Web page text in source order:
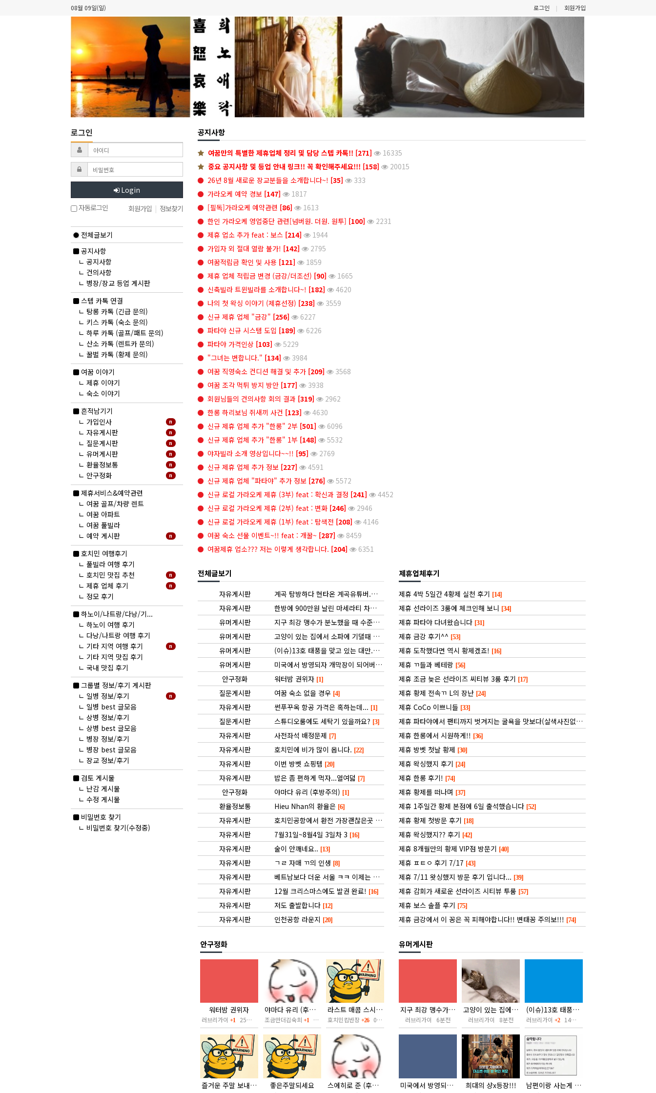
08월 09일(일) 로그인 회원가입
공지사항
여꿈만의 특별한 제휴업체 정리 및 담당 스텝 카톡!! [271]
16335
중요 공지사항 및 등업 안내 링크!! 꼭 확인해주세요!!! [158]
20015
26년 8월 새로운 장교분들을 소개합니다~! [35]
333
가라오케 예약 경보 [147]
1817
[필독]가라오케 예약관련 [86]
1613
한인 가라오케 영업중단 관련[넘버원. 더원. 원투] [100]
2231
제휴 업소 추가 feat : 보스 [214]
1944
가입자 외 절대 열람 불가! [142]
2795
여꿈적립금 확인 및 사용 [121]
1859
제휴 업체 적립금 변경 (금강/더조선) [90]
1665
신축빌라 트윈빌라를 소개합니다~! [182]
4620
나의 첫 왁싱 이야기 (제휴선정) [238]
3559
신규 제휴 업체 "금강" [256]
6227
파타야 신규 시스템 도입 [189]
6226
파타야 가격인상 [103]
5229
"그녀는 변합니다." [134]
3984
여꿈 직영숙소 컨디션 해결 및 추가 [209]
3568
여꿈 조각 먹튀 방지 방안 [177]
3938
회원님들의 건의사항 회의 결과 [319]
2962
한롱 하리보님 쥐새끼 사건 [123]
4630
신규 제휴 업체 추가 "한롱" 2부 [501]
6096
신규 제휴 업체 추가 "한롱" 1부 [148]
5532
야자빌라 소개 영상입니다~~!! [95]
2769
신규 제휴 업체 추가 정보 [227]
4591
신규 제휴 업체 "파타야" 추가 정보 [276]
5572
신규 로컬 가라오케 제휴 (3부) feat : 확신과 결정 [241]
4452
신규 로컬 가라오케 제휴 (2부) feat : 변화 [246]
2946
신규 로컬 가라오케 제휴 (1부) feat : 탐색전 [208]
4146
여꿈 숙소 선물 이벤트~!! feat : 개꿀~ [287]
8459
여꿈제휴 업소??? 저는 이렇게 생각합니다. [204] 6351
전체글보기
자유게시판
계곡 탐방하다 현타온 계곡유튜버.mp4
자유게시판
한방에 900만원 날린 마세라티 차주.jpg
유머게시판
지구 최강 맹수가 분노했을 때 수준ㄷㄷㄷㄷㄷ.mp4
유머게시판
고양이 있는 집에서 소파에 기댈때 조심해야되는 이유
유머게시판
(이슈)13호 태풍을 맞고 있는 대만.mp4
유머게시판 미국에서 방영되자 개막장이 되어버린 일본 애니 [1]
안구정화 워터밤 권위자 [1]
질문게시판 여꿈 숙소 없을 경우 [4]
자유게시판 썬푸꾸옥 항공 가격은 혹하는데... [1]
질문게시판 스튜디오룸에도 세탁기 있을까요? [3]
자유게시판 사전좌석 배정문제 [7]
자유게시판 호치민에 비가 많이 옵니다. [22]
자유게시판 이번 방벳 쇼핑템 [20]
자유게시판 밥은 좀 편하게 먹자...열여덟 [7]
안구정화 야마다 유리 (후방주의) [1]
환율정보통 Hieu Nhan의 환율은 [6]
자유게시판 호치민공항에서 환전 가장괜찮은곳 추천부탁드려요 [7]
자유게시판 7월31일~8월4일 3일차 3 [16]
자유게시판 술이 안깨네요.. [13]
자유게시판 ㄱㄹ 자매 ㄲ의 인생 [8]
자유게시판 베트남보다 더운 서울 ㅋㅋ 이제는 조금 시원해졌네요. [11]
자유게시판 12월 크리스마스에도 발권 완료! [16]
자유게시판 저도 출발합니다 [12]
자유게시판 인천공항 라운지 [20]
제휴업체후기
제휴 4박 5일간 4황제 실천 후기 [14]
제휴 선라이즈 3룸에 체크인해 보니 [34]
제휴 파타야 다녀왔습니다 [31]
제휴 금강 후기^^ [53]
제휴 도착했다면 역시 황제겠죠! [16]
제휴 ㄲ들과 베테랑 [56]
제휴 조금 늦은 선라이즈 씨티뷰 3룸 후기 [17]
제휴 황제 전속ㄲ L의 장난 [24]
제휴 CoCo 이쁘니들 [33]
제휴 파타야에서 팬티까지 벗겨지는 굴욕을 맛보다(살색사진없음)
제휴 한롱에서 시원하게!! [36]
제휴 방벳 첫날 황제 [30]
제휴 왁싱했지 후기 [24]
제휴 한롱 후기! [74]
제휴 황제를 떠나며 [37]
제휴 1주일간 황제 본점에 6일 출석했습니다 [52]
제휴 황제 첫방문 후기 [18]
제휴 왁싱했지?? 후기 [42]
제휴 8개월만의 황제 VIP점 방문기 [40]
제휴 ㅍㅌㅇ 후기 7/17 [43]
제휴 7/11 왓싱했지 방문 후기 입니다... [39]
제휴 감회가 새로운 선라이즈 시티뷰 투룸 [57]
제휴 보스 솔플 후기 [75]
제휴 금강에서 이 꽁은 꼭 피해야합니다!! 변태꽁 주의보!!! [74]
안구정화
워터밤 권위자
러브리가이 +1 25분전
야마다 유리 (후방주의)
조금만더김숙희 +1
라스트 매콤 스시녀 (후방주의)
호치민킴반장 +26 08.08
즐거운 주말 보내세요 ^^ 좋은주말되세요 스에히로 준 (후방주의)
유머게시판
지구 최강 맹수가 분노했을 때 수준ㄷㄷㄷㄷㄷ.mp4
러브리가이 6분전
고양이 있는 집에서 소파에 기댈때 조심해야되는 이유
러브리가이 8분전
(이슈)13호 태풍을 맞고 있는 대만.mp4
러브리가이+2 14분전
미국에서 방영되자 개막장이 되어버린 일본 애니 희대의 샹x등장!!! 남편이랑 사는게 숨막힌다는분...!!
로그인
Login
자동로그인
회원가입 | 정보찾기
전체글보기
공지사항
ㄴ 공지사항
ㄴ 건의사항
ㄴ 병장/장교 등업 게시판
스텝 카톡 연결
ㄴ 탕롱 카톡 (긴급 문의)
ㄴ 키스 카톡 (숙소 문의)
ㄴ 하루 카톡 (골프/패트 문의)
ㄴ 산소 카톡 (렌트카 문의)
ㄴ 꿀벌 카톡 (황제 문의)
여꿈 이야기
ㄴ 제휴 이야기
ㄴ 숙소 이야기
흔적남기기
n
ㄴ 가입인사
n
ㄴ 자유게시판
n
ㄴ 질문게시판
n
ㄴ 유머게시판
n
ㄴ 환율정보통
n
ㄴ 안구정화
제휴서비스&예약관련
ㄴ 여꿈 골프/차량 렌트
ㄴ 여꿈 아파트
ㄴ 여꿈 풀빌라
n
ㄴ 예약 게시판
호치민 여행후기
ㄴ 풀빌라 여행 후기
n
ㄴ 호치민 맛집 추천
n
ㄴ 제휴 업체 후기
ㄴ 정모 후기
하노이/나트랑/다낭/기...
ㄴ 하노이 여행 후기
ㄴ 다낭/나트랑 여행 후기
n
ㄴ 기타 지역 여행 후기
ㄴ 기타 지역 맛집 후기
ㄴ 국내 맛집 후기
그룹별 정보/후기 게시판
n
ㄴ 일병 정보/후기
ㄴ 일병 best 글모음
ㄴ 상병 정보/후기
ㄴ 상병 best 글모음
ㄴ 병장 정보/후기
ㄴ 병장 best 글모음
ㄴ 장교 정보/후기
검토 게시물
ㄴ 난감 게시물
ㄴ 수정 게시물
비밀번호 찾기
ㄴ 비밀번호 찾기(수정중)